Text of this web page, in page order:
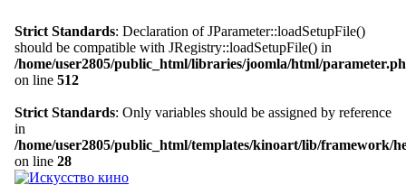
Strict Standards: Declaration of JParameter::loadSetupFile()
should be compatible with JRegistry::loadSetupFile() in
/home/user2805/public_html/libraries/joomla/html/
on line 512
Strict Standards: Only variables should be assigned by reference
in
/home/user2805/public_html/templates/kinoart/lib/framework/
on line 28